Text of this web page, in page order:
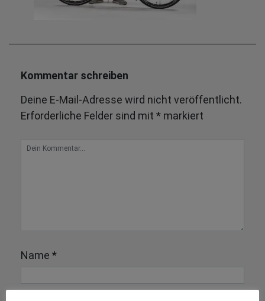
Kommentar schreiben
Deine E-Mail-Adresse wird nicht veröffentlicht.
Erforderliche Felder sind mit * markiert
Name *